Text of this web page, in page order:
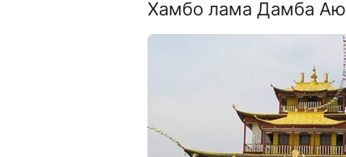
Хамбо лама Дамба